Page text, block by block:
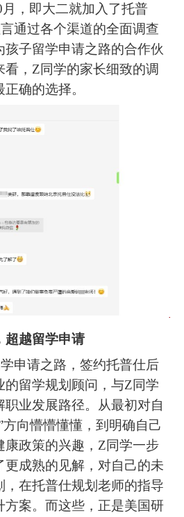
，即大二就加入了托普
通过各个渠道的全面调查
子留学申请之路的合作伙
，Z同学的家长细致的调
确的选择。
越留学申请
请之路，签约托普仕后
的留学规划顾问，与Z同学
业发展路径。从最初对自
方向懵懵懂懂，到明确自己
康政策的兴趣，Z同学一步
更成熟的见解，对自己的未
，在托普仕规划老师的指导
方案。而这些，正是美国研